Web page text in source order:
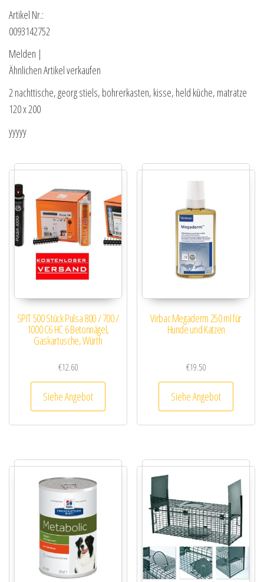
Artikel Nr.:
0093142752
Melden |
Ähnlichen Artikel verkaufen
2 nachttische, georg stiels, bohrerkasten, kisse, held küche, matratze
120 x 200
yyyyy
SPIT 500 Stück Pulsa 800 / 700 /
1000 C6 HC 6 Betonnägel,
Gaskartusche, Würth
€12.60
Siehe Angebot
Virbac Megaderm 250 ml für
Hunde und Katzen
€19.50
Siehe Angebot